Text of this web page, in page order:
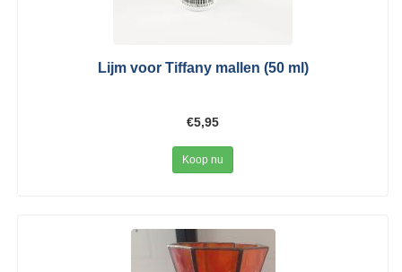
Lijm voor Tiffany mallen (50 ml)
€5,95
Koop nu